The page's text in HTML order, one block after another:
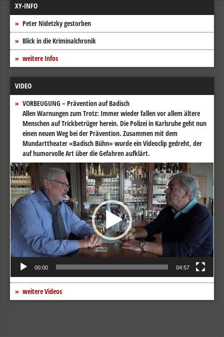
XY-INFO
Peter Nidetzky gestorben
Blick in die Kriminalchronik
weitere Infos
VIDEO
VORBEUGUNG – Prävention auf Badisch
Allen Warnungen zum Trotz: Immer wieder fallen vor allem ältere
Menschen auf Trickbetrüger herein. Die Polizei in Karlsruhe geht nun
einen neuen Weg bei der Prävention. Zusammen mit dem
Mundarttheater «Badisch Bühn» wurde ein Videoclip gedreht, der
auf humorvolle Art über die Gefahren aufklärt.
Video-
Player
00:00 04:57
weitere Videos